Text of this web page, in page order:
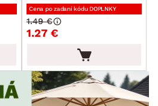
Cena po zadaní kódu DOPLNKY
1.27 €
1.49 €